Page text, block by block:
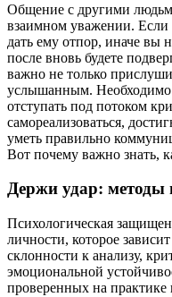
Общение с другими
взаимном уважении. Если
дать ему отпор, иначе вы
после вновь будете
важно не только
услышанным. Необходимо
отступать под потоком
самореализоваться,
уметь правильно
Вот почему важно знать,
Держи удар: методы
Психологическая
личности, которое
склонности к анализу,
эмоциональной
проверенных на